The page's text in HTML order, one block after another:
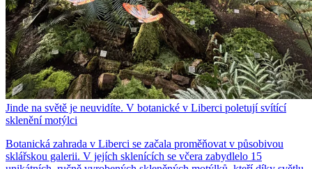
Jinde na světě je neuvidíte. V botanické v Liberci poletují svítící
sklenění motýlci
Botanická zahrada v Liberci se začala proměňovat v působivou
sklářskou galerii. V jejích sklenících se včera zabydlelo 15